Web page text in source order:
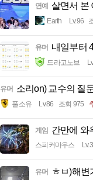
연예 살면서 본
Earth Lv.96
유머 내일부터
드라고노브
유머 소리on) 교수의 질
풀소유 Lv.86 조회 975
게임 간만에 와
스피커마우스
유머 ㅎㅂ)해변